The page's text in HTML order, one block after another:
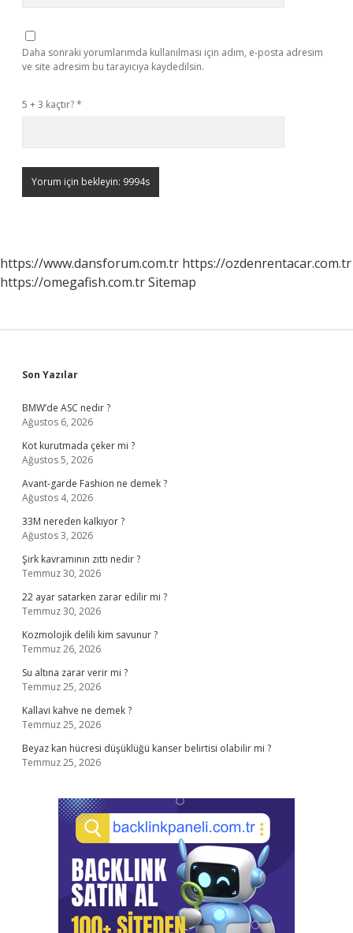
Daha sonraki yorumlarımda kullanılması için adım, e-posta adresim
ve site adresim bu tarayıcıya kaydedilsin.
5 + 3 kaçtır?*
https://www.dansforum.com.tr https://ozdenrentacar.com.tr
https://omegafish.com.trSitemap
Sidebar
Son Yazılar
BMW’de ASC nedir ?
Ağustos 6, 2026
Kot kurutmada çeker mi ?
Ağustos 5, 2026
Avant-garde Fashion ne demek ?
Ağustos 4, 2026
33M nereden kalkıyor ?
Ağustos 3, 2026
Şirk kavramının zıttı nedir ?
Temmuz 30, 2026
22 ayar satarken zarar edilir mi ?
Temmuz 30, 2026
Kozmolojik delili kim savunur ?
Temmuz 26, 2026
Su altına zarar verir mi ?
Temmuz 25, 2026
Kallavi kahve ne demek ?
Temmuz 25, 2026
Beyaz kan hücresi düşüklüğü kanser belirtisi olabilir mi ?
Temmuz 25, 2026